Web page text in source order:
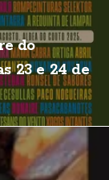
do
23 e 24 de